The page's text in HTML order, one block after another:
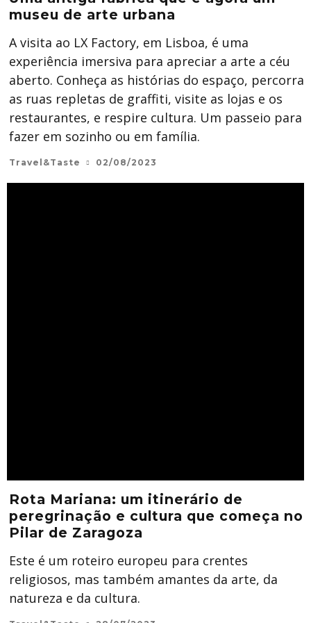
museu de arte urbana
A visita ao LX Factory, em Lisboa, é uma
experiência imersiva para apreciar a arte a céu
aberto. Conheça as histórias do espaço, percorra
as ruas repletas de graffiti, visite as lojas e os
restaurantes, e respire cultura. Um passeio para
fazer em sozinho ou em família.
Travel&Taste 02/08/2023
Rota Mariana: um itinerário de
peregrinação e cultura que começa no
Pilar de Zaragoza
Este é um roteiro europeu para crentes
religiosos, mas também amantes da arte, da
natureza e da cultura.